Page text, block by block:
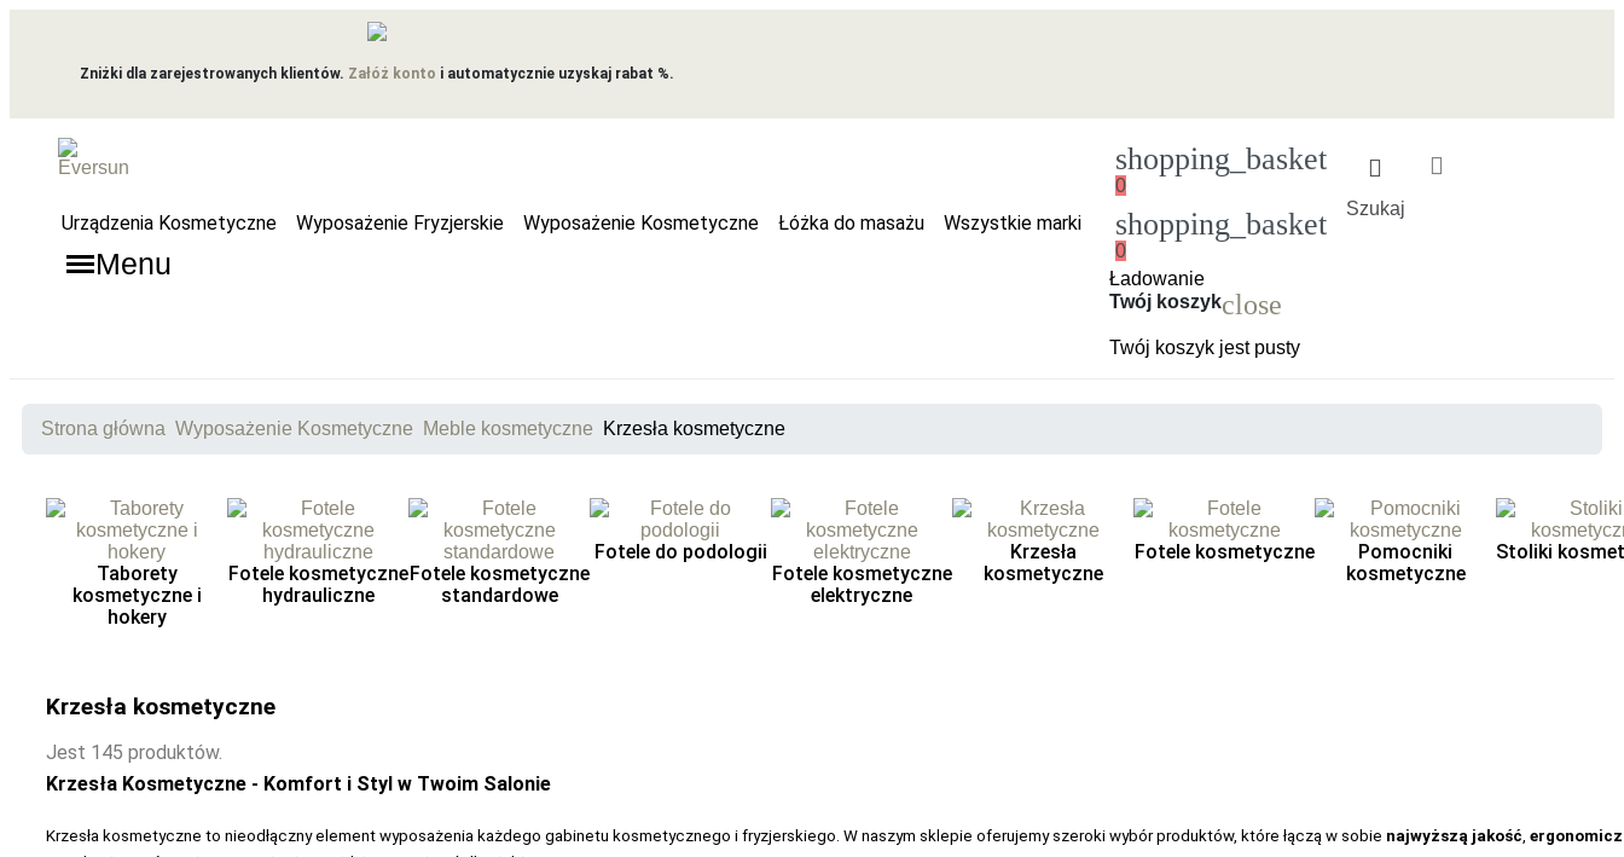
Zniżki dla zarejestrowanych klientów. Załóż konto i automatycznie uzyskaj rabat %.
Szukaj
shopping_basket
0
shopping_basket
0
Ładowanie
Twój koszykclose
Twój koszyk jest pusty
Urządzenia Kosmetyczne Wyposażenie Fryzjerskie Wyposażenie Kosmetyczne Łóżka do masażu Wszystkie marki
Menu
Strona główna Wyposażenie Kosmetyczne Meble kosmetyczne Krzesła kosmetyczne
Taborety
kosmetyczne i
hokery
Fotele kosmetyczne
hydrauliczne
Fotele kosmetyczne
standardowe
Fotele do podologii
Fotele kosmetyczne
elektryczne
Krzesła
kosmetyczne
Fotele kosmetyczne
Pomocniki
kosmetyczne
Stoliki
Krzesła kosmetyczne
Jest 145 produktów.
Krzesła Kosmetyczne - Komfort i Styl w Twoim Salonie
Krzesła kosmetyczne to nieodłączny element wyposażenia każdego gabinetu kosmetycznego i fryzjerskiego. W naszym sklepie oferujemy szeroki wybór produktów, które łączą w sobie najwyższą jakość,